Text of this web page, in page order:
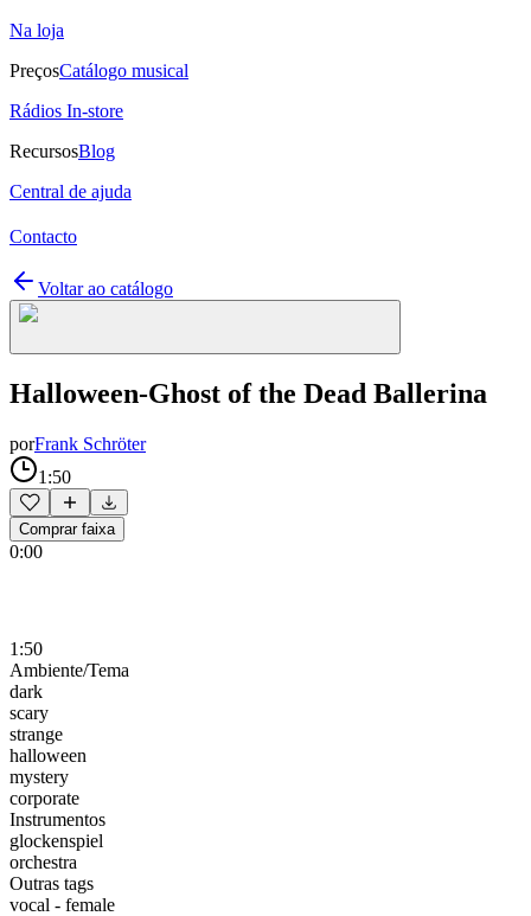
Na loja
PreçosCatálogo musical
Rádios In-store
RecursosBlog
Central de ajuda
Contacto
Voltar ao catálogo
Halloween-Ghost of the Dead Ballerina
porFrank Schröter
1:50
Comprar faixa
0:00
1:50
Ambiente/Tema
dark
scary
strange
halloween
mystery
corporate
Instrumentos
glockenspiel
orchestra
Outras tags
vocal - female